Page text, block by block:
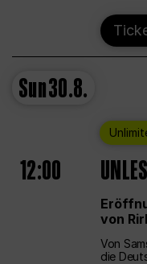
Sun30.8.
12:00
von
Von
die